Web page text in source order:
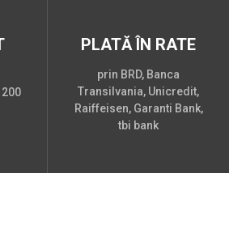
PLATĂ ÎN RATE
prin BRD, Banca
Transilvania, Unicredit,
Raiffeisen, Garanti Bank,
tbi bank